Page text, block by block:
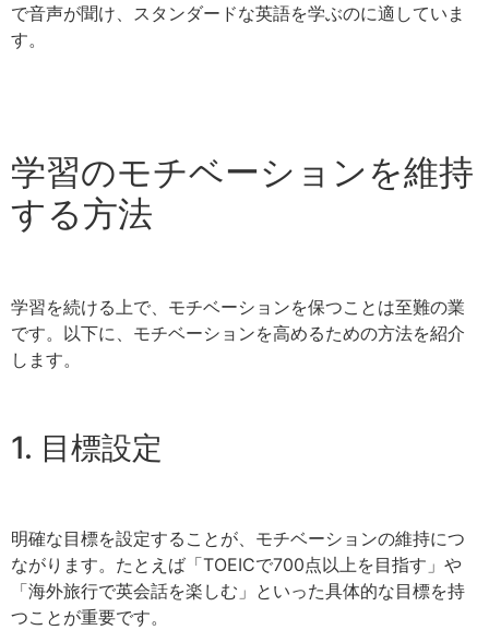
で音声が聞け、スタンダードな英語を学ぶのに適していま
す。
学習のモチベーションを維持
する方法
学習を続ける上で、モチベーションを保つことは至難の業
です。以下に、モチベーションを高めるための方法を紹介
します。
1. 目標設定
明確な目標を設定することが、モチベーションの維持につ
ながります。たとえば「TOEICで700点以上を目指す」や
「海外旅行で英会話を楽しむ」といった具体的な目標を持
つことが重要です。